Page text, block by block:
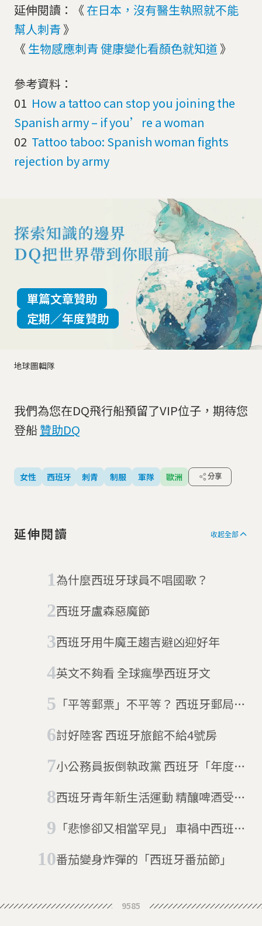
延伸閱讀：《 在日本，沒有醫生執照就不能
幫人刺青 》
《 生物感應刺青 健康變化看顏色就知道 》
參考資料：
01 How a tattoo can stop you joining the
Spanish army – if you’re a woman
02 Tattoo taboo: Spanish woman fights
rejection by army
地球圖輯隊
單篇文章贊助
定期／年度贊助
我們為您在DQ飛行船預留了VIP位子，期待您
登船贊助DQ
女性 西班牙 刺青 制服 軍隊 歐洲 分享
延伸閱讀 收起全部
為什麼西班牙球員不唱國歌？
西班牙盧森惡魔節
西班牙用牛魔王趨吉避凶迎好年
英文不夠看 全球瘋學西班牙文
「平等郵票」不平等？ 西班牙郵局看
討好陸客 西班牙旅館不給4號房
小公務員扳倒執政黨 西班牙「年度貪
西班牙青年新生活運動 精釀啤酒受歡
「悲慘卻又相當罕見」 車禍中西班牙
番茄變身炸彈的「西班牙番茄節」
9585